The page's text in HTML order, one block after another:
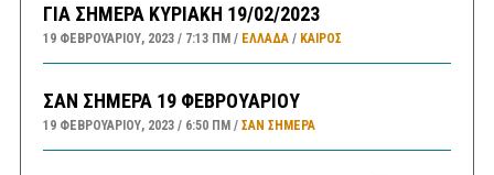
ΓΙΑ ΣΗΜΕΡΑ ΚΥΡΙΑΚΗ 19/02/2023
19 ΦΕΒΡΟΥΑΡΊΟΥ, 2023 7:13 ΠΜ ΕΛΛΑΔA/ ΚΑΙΡΌΣ
ΣΑΝ ΣΗΜΕΡΑ 19 ΦΕΒΡΟΥΑΡΙΟΥ
19 ΦΕΒΡΟΥΑΡΊΟΥ, 2023 6:50 ΠΜ ΣΑΝ ΣΉΜΕΡΑ